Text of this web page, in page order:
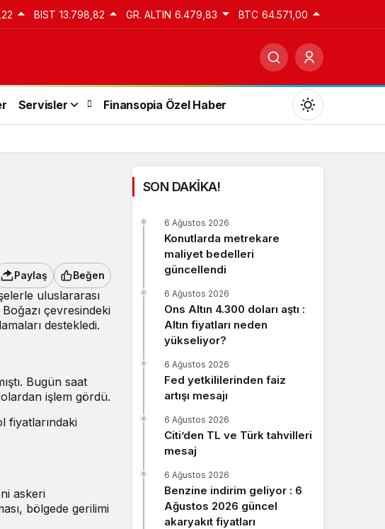
BIST 13.798,82 GR. ALTIN 6.479,83 BTC 64.571,00
Servisler Finansopia Özel Haber
Gündüz modunu seçin.
Gece Modu
Sistem Modu
Sistem modunu seçin.
Paylaş Beğen
uluslararası
çevresindeki
destekledi.
Bugün saat
işlem gördü.
fiyatlarındaki
askeri
bölgede gerilimi
SON DAKİKA!
Konutlarda metrekare
maliyet bedelleri
güncellendi
6 Ağustos 2026
Ons Altın 4.300 doları aştı :
Altın fiyatları neden
yükseliyor?
6 Ağustos 2026
Fed yetkililerinden faiz
artışı mesajı
6 Ağustos 2026
Citi’den TL ve Türk tahvilleri
mesaj
6 Ağustos 2026
Benzine indirim geliyor : 6
Ağustos 2026 güncel
akaryakıt fiyatları
6 Ağustos 2026